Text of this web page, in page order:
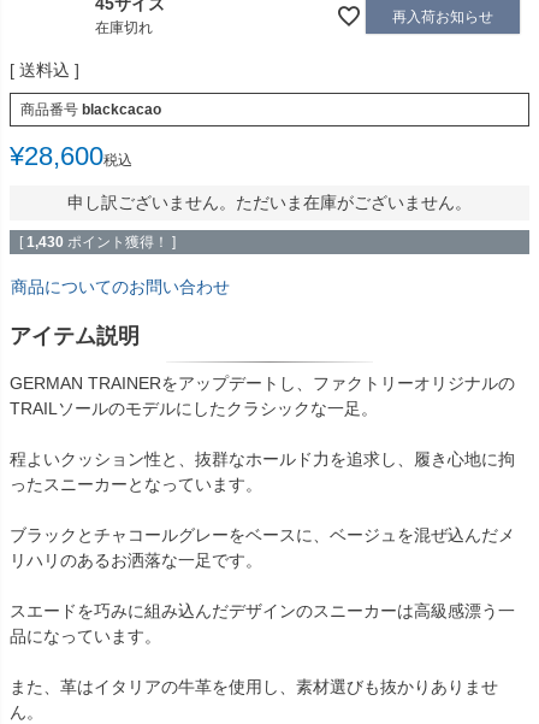
45サイズ
在庫切れ
再入荷お知らせ
送料込
商品番号 blackcacao
¥28,600税込
申し訳ございません。ただいま在庫がございません。
[ 1,430 ポイント獲得！ ]
商品についてのお問い合わせ
アイテム説明
GERMAN TRAINERをアップデートし、ファクトリーオリジナルの
TRAILソールのモデルにしたクラシックな一足。
程よいクッション性と、抜群なホールド力を追求し、履き心地に拘
ったスニーカーとなっています。
ブラックとチャコールグレーをベースに、ベージュを混ぜ込んだメ
リハリのあるお洒落な一足です。
スエードを巧みに組み込んだデザインのスニーカーは高級感漂う一
品になっています。
また、革はイタリアの牛革を使用し、素材選びも抜かりありませ
ん。